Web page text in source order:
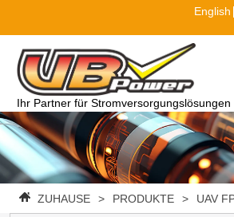
English
Ihr Partner für Stromversorgungslösungen
ZUHAUSE > PRODUKTE > UAV